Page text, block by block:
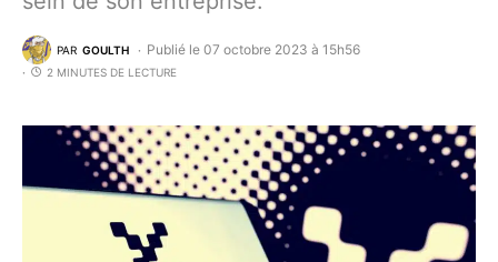
PAR GOULTH Publié le 07 octobre 2023 à 15h56
2 MINUTES DE LECTURE